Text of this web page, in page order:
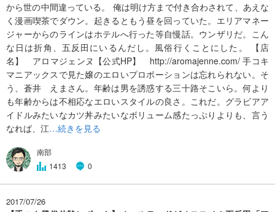
から世の中間違っている。 俺は明け方まで付き合わされて、あえな
く漫画喫茶でダウン。起きるともう昼を回っていた。エリアマネー
ジャーからのラインはホテルへ行った等自慢話。ウンザリだ。こん
な日は折角、五反田にいるんだし。風俗行くことにした。 【店
名】 アロマジェンヌ【公式HP】 http://aromajenne.com/ 手コキ
マニアックスで見た嬢のエロいプロポーションは忘れられない。そ
う、蒼井 えまさん。年齢は男を誘惑する三十路そこいら。何より
も年齢からは不相応なエロいスタイルの良さ。これだ。グラビアア
イドルみたいなカツ丼みたいなボリューム感たっぷりよりも、言う
なれば、江…続きを見る
南部
1413
0
2017/07/26